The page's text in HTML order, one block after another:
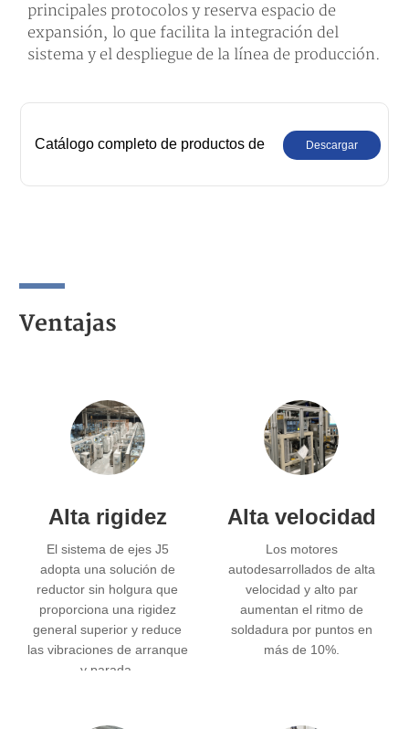
principales protocolos y reserva espacio de
expansión, lo que facilita la integración del
sistema y el despliegue de la línea de producción.
Catálogo completo de productos de Descargar
Ventajas
Alta rigidez
El sistema de ejes J5
adopta una solución de
reductor sin holgura que
proporciona una rigidez
general superior y reduce
las vibraciones de arranque
y parada.
Alta velocidad
Los motores
autodesarrollados de alta
velocidad y alto par
aumentan el ritmo de
soldadura por puntos en
más de 10%.